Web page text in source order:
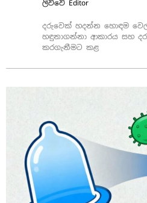
ලිව්වේ Editor
දරුවෙක් හදන්න හොඳම
හඳුනාගන්නා ආකාරය සහ
කරගැනීමට කළ